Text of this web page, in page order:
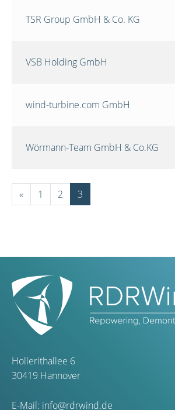
TSR Group GmbH & Co. KG
VSB Holding GmbH
wind-turbine.com GmbH
Wörmann-Team GmbH & Co.KG
« 1 2 3
Hollerithallee 6
30419 Hannover
E-Mail: info@rdrwind.de